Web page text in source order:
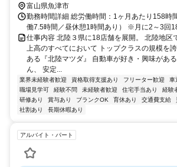
富山県魚津市
勤務時間詳細 総労働時間：1ヶ月あたり158時
働7.5時間／昼休憩1時間あり） ※月に2～3回
仕事内容 北陸３県に18店舗を展開。 北陸地区
上高のすべてにおいて トップクラスの規模を
ある『北陸マツダ』 自動車が好き・興味があ
ん、 安定...
業界未経験者歓迎 資格取得支援あり フリーター歓迎 車
職場見学可
経験不問 未経験者歓迎 住宅手当あり 経験
研修あり
賞与あり ブランクOK 育休あり 交通費支給
社割あり
長期休暇あり
アルバイト・パート